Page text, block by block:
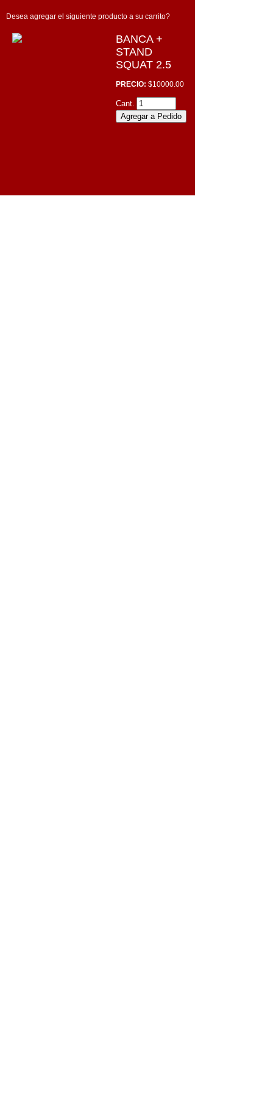
Desea agregar el siguiente producto a su carrito?
BANCA +
STAND
SQUAT 2.5
PRECIO: $10000.00
Cant.